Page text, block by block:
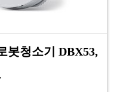
봇청소기 DBX53,